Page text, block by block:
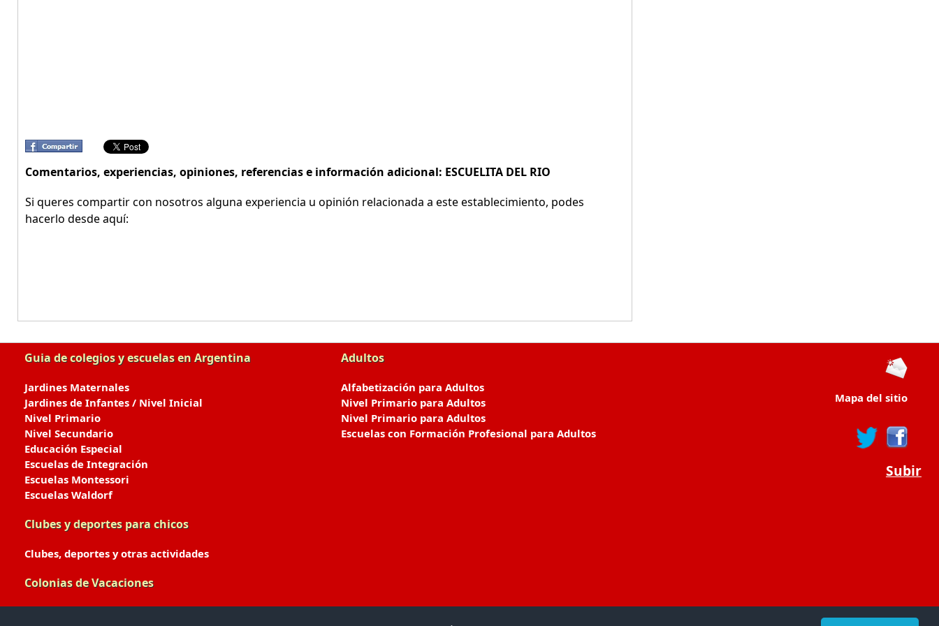
Comentarios, experiencias, opiniones, referencias e información adicional: ESCUELITA DEL RIO
Si queres compartir con nosotros alguna experiencia u opinión relacionada a este establecimiento, podes
hacerlo desde aquí:
Guia de colegios y escuelas en Argentina
Jardines Maternales
Jardines de Infantes / Nivel Inicial
Nivel Primario
Nivel Secundario
Educación Especial
Escuelas de Integración
Escuelas Montessori
Escuelas Waldorf
Clubes y deportes para chicos
Clubes, deportes y otras actividades
Colonias de Vacaciones
Adultos
Alfabetización para Adultos
Nivel Primario para Adultos
Nivel Primario para Adultos
Escuelas con Formación Profesional para Adultos
Mapa del sitio
Subir